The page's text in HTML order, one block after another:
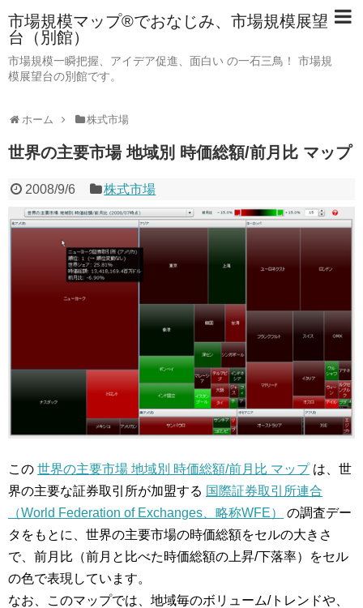
市場規模マップ®でおなじみ、市場規模展望
台（別館）
市場規模一瞬把握、アイデア促進、面白い の一石三鳥！ 市場規
模展望台の別館です。
ホーム 株式市場
世界の主要市場 地域別 時価総額/前月比 マップ
2008/9/6 株式市場
この 世界の主要市場 地域別 時価総額/前月比 マップは、世
界の主要な証券取引所が加盟する 国際証券取引所連合
（World Federation of Exchanges、略称WFE）
の調査デー
タをもとに、世界の主要市場の時価総額をセルの大きさ
で、前月比（前月と比べた時価総額の上昇/下落率）をセル
の色で表現しています。
なお、このマップでは、地域毎のボリューム/トレンドや、